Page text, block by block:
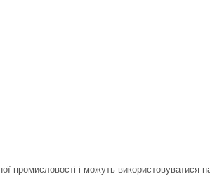
промисловості і можуть використовуватися